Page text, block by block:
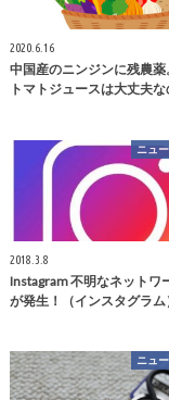
2020.6.16
中国産のニンジンに残農
トマトジュースは大丈夫な
ニュ
2018.3.8
Instagram 不明なネットワ
が発生！（インスタグラム
ニュ